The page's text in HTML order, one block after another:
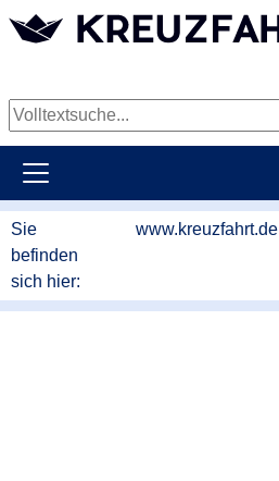
Sie
befinden
sich hier:
www.kreuzfahrt.de